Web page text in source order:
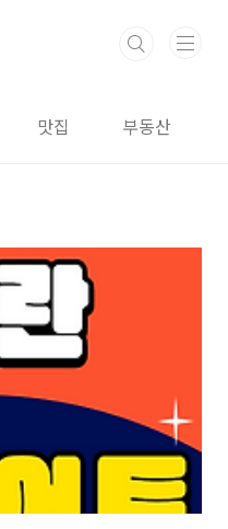
맛집 부동산